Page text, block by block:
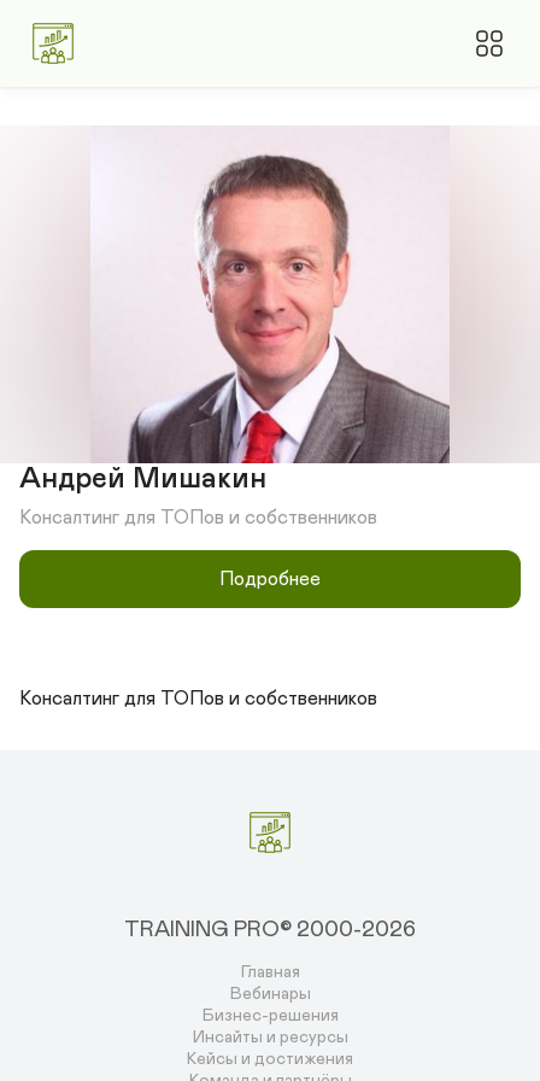
Андрей Мишакин
Консалтинг для ТОПов и собственников
Подробнее
Консалтинг для ТОПов и собственников
TRAINING PRO© 2000-2026
Главная
Вебинары
Бизнес-решения
Инсайты и ресурсы
Кейсы и достижения